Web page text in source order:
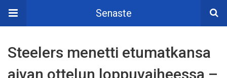
Senaste
Steelers menetti etumatkansa
aivan ottelun loppuvaiheessa –